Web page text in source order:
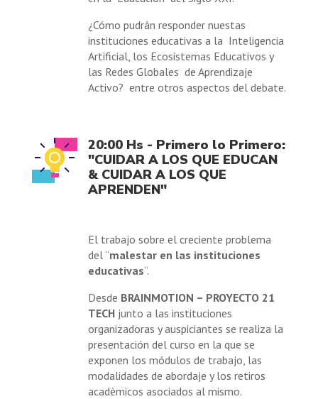
¿Cómo pudrán responder nuestas
instituciones educativas a la Inteligencia
Artificial, los Ecosistemas Educativos y
las Redes Globales de Aprendizaje
Activo? entre otros aspectos del debate.
20:00 Hs - Primero lo Primero:
"CUIDAR A LOS QUE EDUCAN
& CUIDAR A LOS QUE
APRENDEN"
El trabajo sobre el creciente problema
del “malestar en las instituciones
educativas“.
Desde BRAINMOTION – PROYECTO 21
TECH junto a las instituciones
organizadoras y auspiciantes se realiza la
presentación del curso en la que se
exponen los módulos de trabajo, las
modalidades de abordaje y los retiros
acadèmicos asociados al mismo.